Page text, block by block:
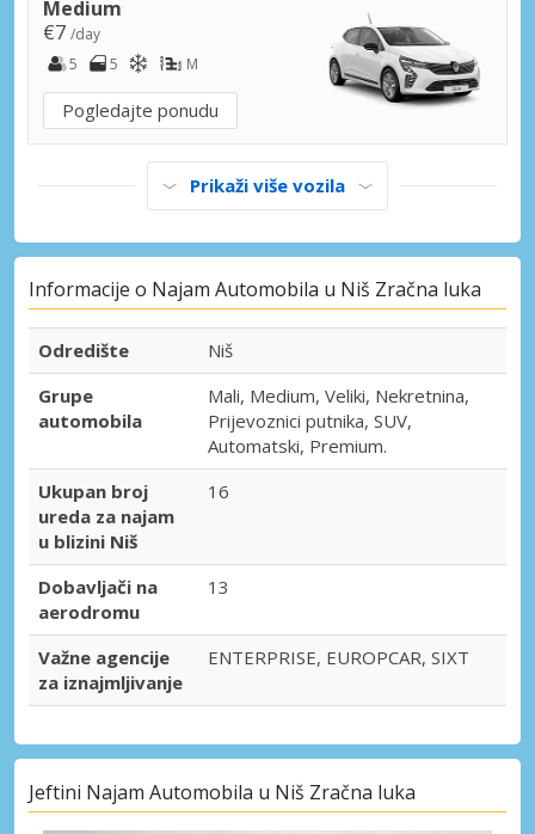
Medium
€7 /day
5
5 M
Pogledajte ponudu
Prikaži više vozila
Informacije o Najam Automobila u Niš Zračna luka
Odredište
Niš
Grupe
automobila
Mali, Medium, Veliki, Nekretnina,
Prijevoznici putnika, SUV,
Automatski, Premium.
Ukupan broj
ureda za najam
u blizini Niš
16
Dobavljači na
aerodromu
13
Važne agencije
za iznajmljivanje
ENTERPRISE, EUROPCAR, SIXT
Jeftini Najam Automobila u Niš Zračna luka